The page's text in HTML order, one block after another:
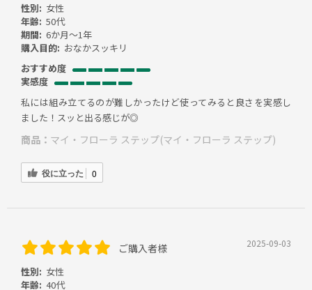
性別: 女性
年齢: 50代
期間: 6か月～1年
購入目的: おなかスッキリ
おすすめ度
実感度
私には組み立てるのが難しかったけど使ってみると良さを実感し
ました！スッと出る感じが◎
商品： マイ・フローラ ステップ(マイ・フローラ ステップ)
役に立った 0
ご購入者様 2025-09-03
性別: 女性
年齢: 40代